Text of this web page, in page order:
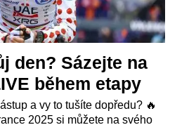
den? Sázejte na
během etapy
a vy to tušíte dopředu? 🔥
2025 si můžete na svého